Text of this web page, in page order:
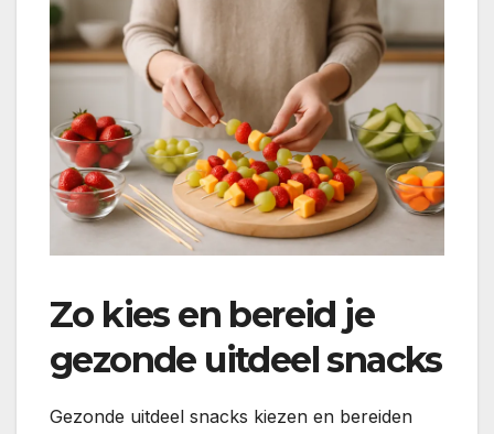
Zo kies en bereid je
gezonde uitdeel snacks
Gezonde uitdeel snacks kiezen en bereiden